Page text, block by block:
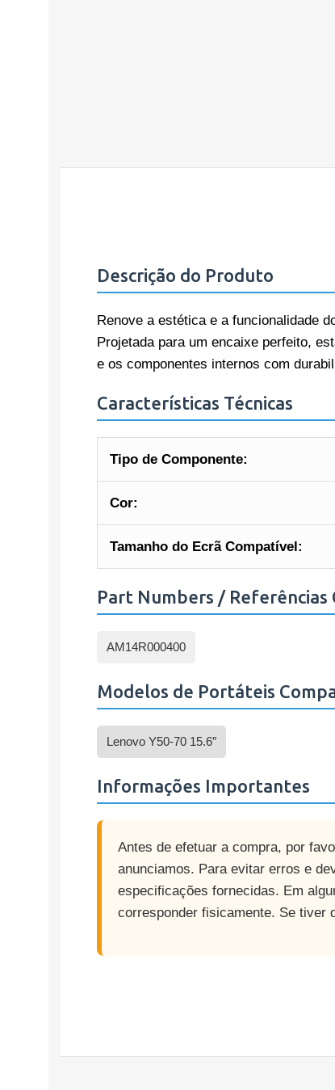
Descrição do Produto
Renove a estética e a funcionalidade
Projetada para um encaixe perfeito,
e os componentes internos com
Características Técnicas
Tipo de Componente:
Cor:
Tamanho do Ecrã Compatível:
Part Numbers / Referências
AM14R000400
Modelos de Portáteis
Lenovo Y50-70 15.6″
Informações Importantes
Antes de efetuar a compra, por
anunciamos. Para evitar erros e
especificações fornecidas. Em
corresponder fisicamente. Se tiver